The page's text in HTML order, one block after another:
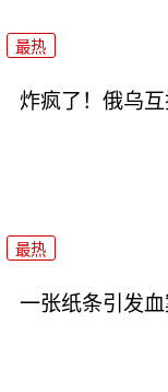
最热
炸疯了！俄乌
最热
一张纸条引发血